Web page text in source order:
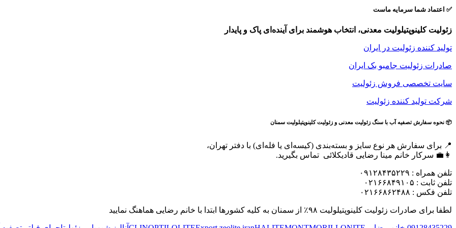
✅ اعتماد شما سرمایه ماست
زئولیت کلینوپتیلولیت معدنی، انتخاب هوشمند برای آینده‌ای پاک و پایدار
تولید کننده زئولیت در ایران
صادرات زئولیت جامبو بک ایران
سایت تخصصی فروش زئولیت
شرکت تولید کننده زئولیت
📦 نحوه سفارش تصفیه آب با سنگ زئولیت معدنی و زئولیت کلینوپتیلولیت سمنان
📍 برای سفارش هر نوع سایز و بسته‌بندی (کیسه‌ای یا فله‌ای) با دفتر تهران،
👩‍💼 سرکار خانم مینا رضایی قادیکلائی تماس بگیرید.
تلفن همراه : ۰۹۱۲۸۴۳۵۲۲۹
تلفن ثابت : ۰۲۱۶۶۸۴۹۱۰۵
تلفن فکس : ۰۲۱۶۶۸۶۲۴۸۸
لطفا برای صادرات زئولیت کلینوپتیلولیت ۹۸٪ از سمنان به کلیه کشورها ابتدا با خانم رضایی هماهنگ نمایید